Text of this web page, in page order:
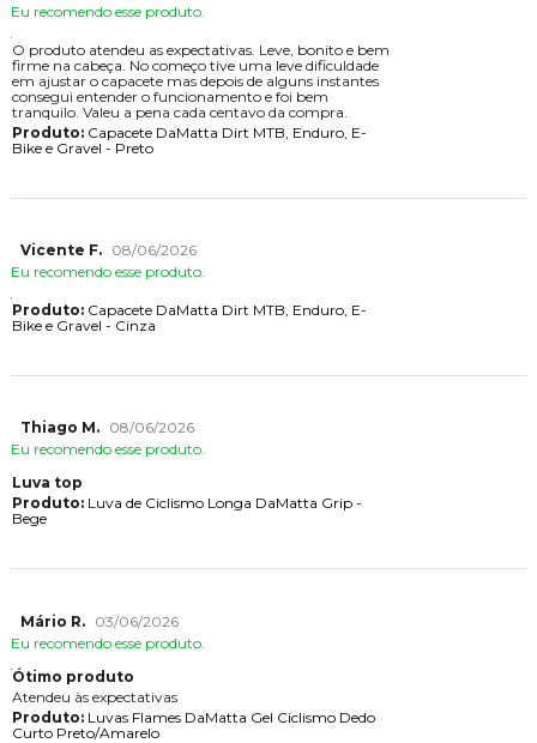
Eu recomendo esse produto.
O produto atendeu as expectativas. Leve, bonito e bem
firme na cabeça. No começo tive uma leve dificuldade
em ajustar o capacete mas depois de alguns instantes
consegui entender o funcionamento e foi bem
tranquilo. Valeu a pena cada centavo da compra.
Produto:Capacete DaMatta Dirt MTB, Enduro, E-
Bike e Gravel - Preto
Vicente F.
08/06/2026
Eu recomendo esse produto.
Produto:Capacete DaMatta Dirt MTB, Enduro, E-
Bike e Gravel - Cinza
Thiago M.
08/06/2026
Eu recomendo esse produto.
Luva top
Produto:Luva de Ciclismo Longa DaMatta Grip -
Bege
Mário R.
03/06/2026
Eu recomendo esse produto.
Ótimo produto
Atendeu às expectativas
Produto:Luvas Flames DaMatta Gel Ciclismo Dedo
Curto Preto/Amarelo